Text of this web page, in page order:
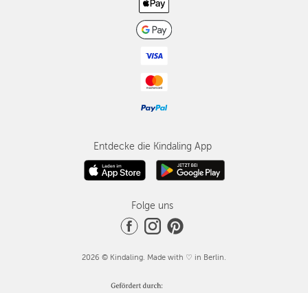
Entdecke die Kindaling App
Folge uns
2026 © Kindaling. Made with ♡ in Berlin.